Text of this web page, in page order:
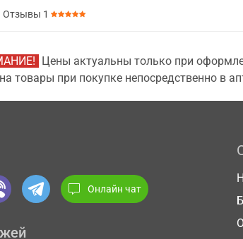
Отзывы 1
Цены актуальны только при
товары при покупке непосредственно в
Онлайн чат